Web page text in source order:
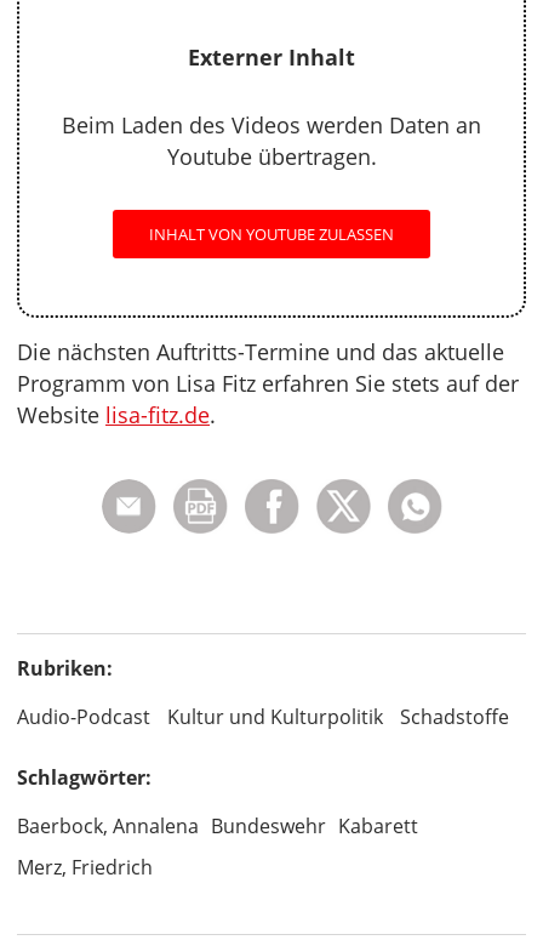
Externer Inhalt
Beim Laden des Videos werden Daten an
Youtube übertragen.
INHALT VON YOUTUBE ZULASSEN
Die nächsten Auftritts-Termine und das aktuelle
Programm von Lisa Fitz erfahren Sie stets auf der
Website lisa-fitz.de.
Rubriken:
Audio-Podcast
Kultur und Kulturpolitik Schadstoffe
Schlagwörter:
Baerbock, Annalena Bundeswehr Kabarett
Merz, Friedrich